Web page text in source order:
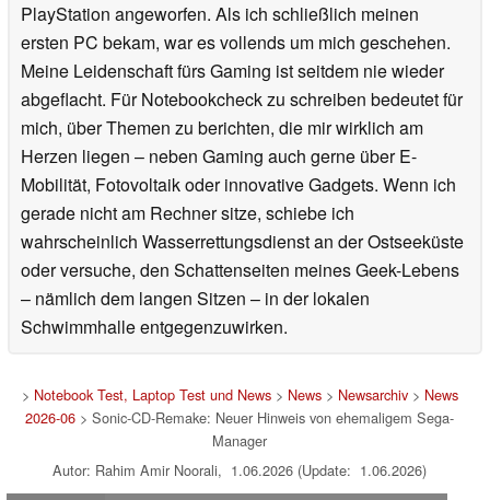
PlayStation angeworfen. Als ich schließlich meinen
ersten PC bekam, war es vollends um mich geschehen.
Meine Leidenschaft fürs Gaming ist seitdem nie wieder
abgeflacht. Für Notebookcheck zu schreiben bedeutet für
mich, über Themen zu berichten, die mir wirklich am
Herzen liegen – neben Gaming auch gerne über E-
Mobilität, Fotovoltaik oder innovative Gadgets. Wenn ich
gerade nicht am Rechner sitze, schiebe ich
wahrscheinlich Wasserrettungsdienst an der Ostseeküste
oder versuche, den Schattenseiten meines Geek-Lebens
– nämlich dem langen Sitzen – in der lokalen
Schwimmhalle entgegenzuwirken.
> Notebook Test, Laptop Test und News> News> Newsarchiv> News
2026-06 > Sonic-CD-Remake: Neuer Hinweis von ehemaligem Sega-
Manager
Autor: Rahim Amir Noorali, 1.06.2026 (Update: 1.06.2026)